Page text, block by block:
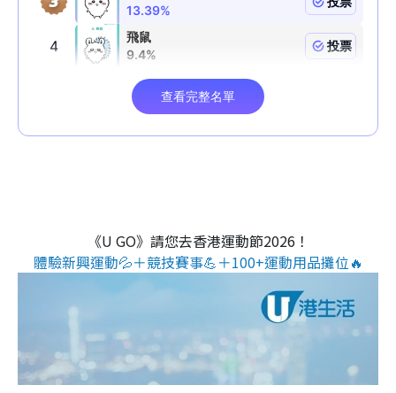
《U GO》請您去香港運動節2026！
體驗新興運動💦＋競技賽事💪＋100+運動用品攤位🔥